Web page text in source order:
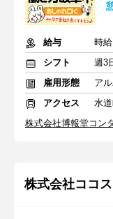
給与
時
シフト
週3
雇用形態
ア
アクセス
水
株式会社博報堂コン
株式会社ココス